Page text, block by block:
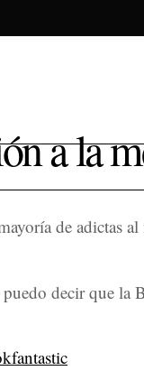
a la
de adictas
decir que